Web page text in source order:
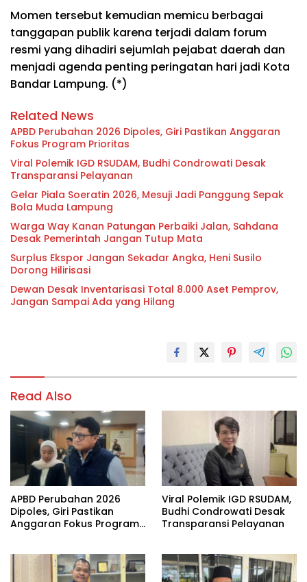
Momen tersebut kemudian memicu berbagai
tanggapan publik karena terjadi dalam forum
resmi yang dihadiri sejumlah pejabat daerah dan
menjadi agenda penting peringatan hari jadi Kota
Bandar Lampung. (*)
Related News
APBD Perubahan 2026 Dipoles, Giri Pastikan Anggaran
Fokus Program Prioritas
Viral Polemik IGD RSUDAM, Budhi Condrowati Desak
Transparansi Pelayanan
Gelar Piala Soeratin 2026, Mesuji Jadi Panggung Sepak
Bola Muda Lampung
Warga Way Kanan Patungan Perbaiki Jalan, Sahdana
Desak Pemerintah Jangan Tutup Mata
Surplus Ekspor Jangan Sekadar Angka, Heni Susilo
Dorong Hilirisasi
Dewan Desak Inventarisasi Total 8.000 Aset Pemprov,
Jangan Sampai Ada yang Hilang
Read Also
APBD Perubahan 2026
Dipoles, Giri Pastikan
Anggaran Fokus Program
Viral Polemik IGD RSUDAM,
Budhi Condrowati Desak
Transparansi Pelayanan